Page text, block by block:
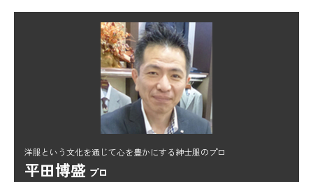
洋服という文化を通じて心を豊かにする紳士服のプロ
平田博盛 プロ